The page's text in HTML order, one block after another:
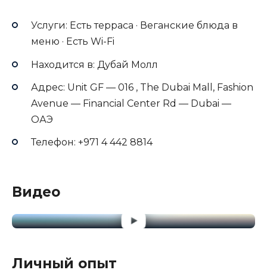
Услуги: Есть терраса · Веганские блюда в
меню · Есть Wi-Fi
Находится в: Дубай Молл
Адрес: Unit GF — 016 , The Dubai Mall, Fashion
Avenue — Financial Center Rd — Dubai —
ОАЭ
Телефон: +971 4 442 8814
Видео
Личный опыт